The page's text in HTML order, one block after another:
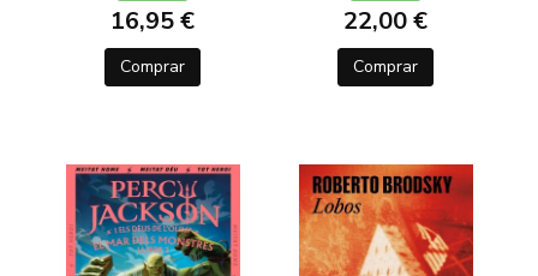
16,95 €
Comprar
22,00 €
Comprar